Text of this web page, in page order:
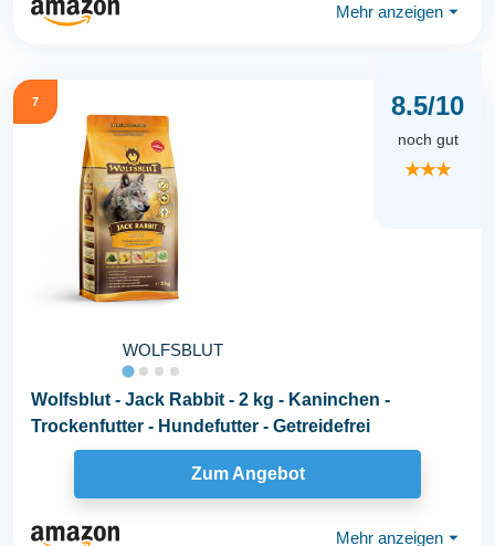
Mehr anzeigen ⏷
7
WOLFSBLUT
8.5/10
noch gut
★★★
Wolfsblut - Jack Rabbit - 2 kg - Kaninchen -
Trockenfutter - Hundefutter - Getreidefrei
Zum Angebot
Mehr anzeigen ⏷